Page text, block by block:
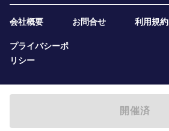
開催済
会社概要 お問合せ 利用規約
プライバシーポ
リシー